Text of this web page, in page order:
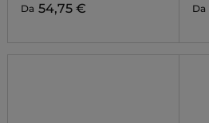
Da 54,75 € Da